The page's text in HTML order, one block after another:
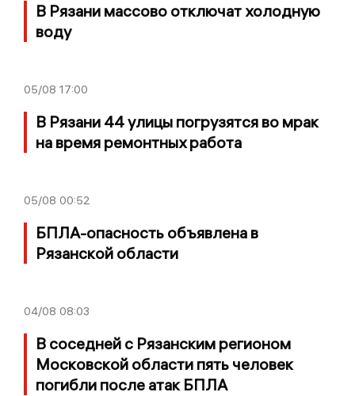
В Рязани массово отключат холодную
воду
05/08 17:00
В Рязани 44 улицы погрузятся во мрак
на время ремонтных работа
05/08 00:52
БПЛА-опасность объявлена в
Рязанской области
04/08 08:03
В соседней с Рязанским регионом
Московской области пять человек
погибли после атак БПЛА